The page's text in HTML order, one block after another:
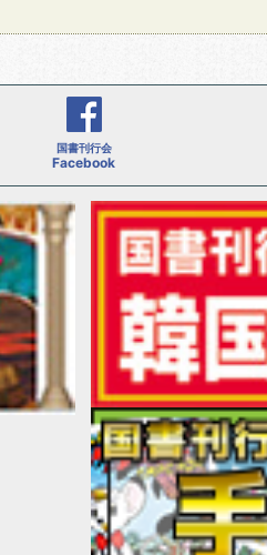
国書刊行会
Facebook